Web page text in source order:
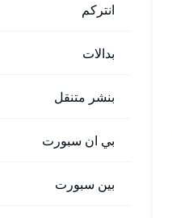
انتركم
بدالات
بنشر متنقل
بي ان سبورت
بين سبورت